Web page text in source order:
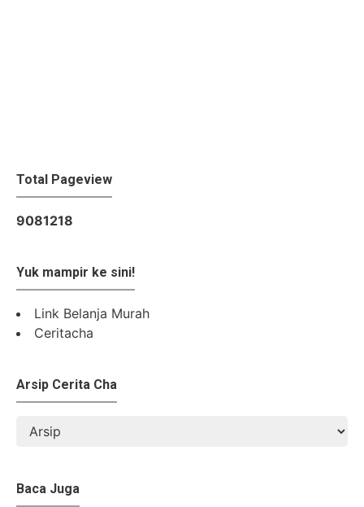
Total Pageview
9081218
Yuk mampir ke sini!
Link Belanja Murah
Ceritacha
Arsip Cerita Cha
Baca Juga